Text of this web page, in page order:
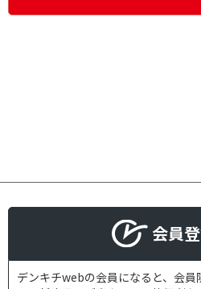
会員
デンキチwebの会員になると、会